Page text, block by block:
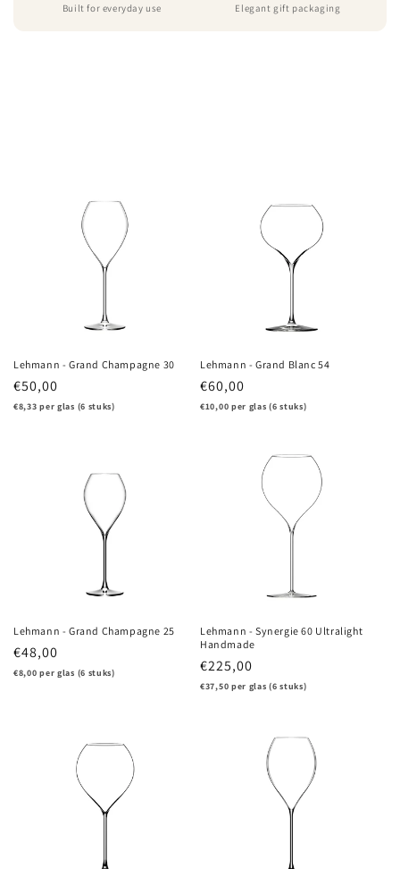
Built for everyday use Elegant gift packaging
Lehmann - Grand Champagne 30
Regular
price
€50,00
€8,33 per glas (6 stuks)
Lehmann - Grand Blanc 54
Regular
price
€60,00
€10,00 per glas (6 stuks)
Lehmann - Grand Champagne 25
Regular
price
€48,00
€8,00 per glas (6 stuks)
Lehmann - Synergie 60 Ultralight
Handmade
Regular
price
€225,00
€37,50 per glas (6 stuks)